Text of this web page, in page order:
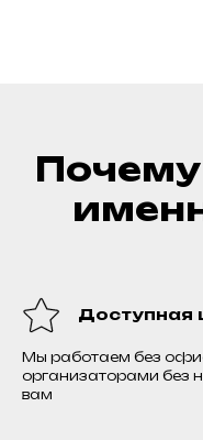
Почему
Доступная
Мы работаем без
организаторами без
вам